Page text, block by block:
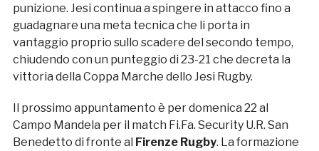
punizione. Jesi continua a spingere in attacco fino a
guadagnare una meta tecnica che li porta in
vantaggio proprio sullo scadere del secondo tempo,
chiudendo con un punteggio di 23-21 che decreta la
vittoria della Coppa Marche dello Jesi Rugby.
Il prossimo appuntamento è per domenica 22 al
Campo Mandela per il match Fi.Fa. Security U.R. San
Benedetto di fronte al Firenze Rugby. La formazione